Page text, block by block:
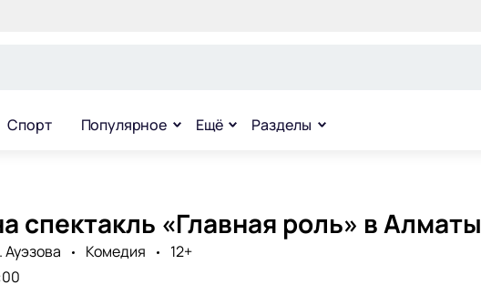
Спорт Популярное Ещё Разделы
спектакль «Главная роль» в Алматы
Комедия
12+